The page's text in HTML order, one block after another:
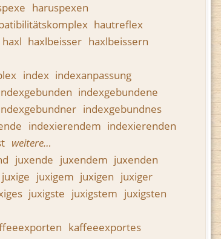
haruspexen
hautreflex
haxl haxlbeisser haxlbeissern
index indexanpassung
indexgebundene
indexgebundnes
indexierendem indexierenden
weitere…
juxende juxendem juxenden
juxige juxigem juxigen juxiger
juxigste juxigstem juxigsten
kaffeeexportes